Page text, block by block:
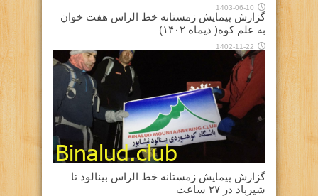
1403-06-10
گزارش پیمایش زمستانه خط الراس هفت خوان
به علم کوه( دیماه ۱۴۰۲)
1402-11-22
گزارش پیمایش زمستانه خط الراس بینالود تا
شیرباد در ۲۷ ساعت